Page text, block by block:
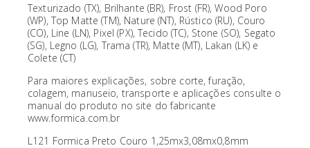
Texturizado (TX), Brilhante (BR), Frost (FR), Wood Poro
(WP), Top Matte (TM), Nature (NT), Rústico (RU), Couro
(CO), Line (LN), Pixel (PX), Tecido (TC), Stone (SO), Segato
(SG), Legno (LG), Trama (TR), Matte (MT), Lakan (LK) e
Colete (CT)
Para maiores explicações, sobre corte, furação,
colagem, manuseio, transporte e aplicações consulte o
manual do produto no site do fabricante
www.formica.com.br
L121 Formica Preto Couro 1,25mx3,08mx0,8mm